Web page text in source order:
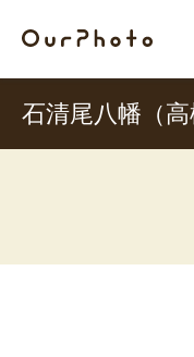
石清尾八幡（